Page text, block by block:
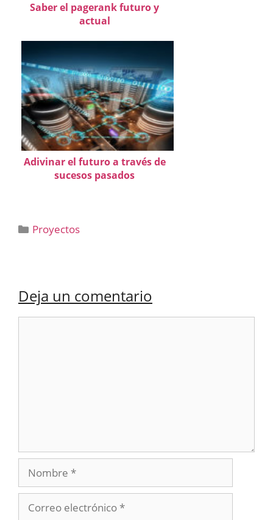
Saber el pagerank futuro y
actual
Adivinar el futuro a través de
sucesos pasados
Categorías
Proyectos
Deja un comentario
Nombre
electrónico